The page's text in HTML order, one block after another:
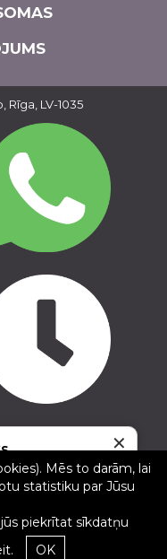
Group
Rīga, LV-1035
ir lieliski ar šo
✕
Mēs to darām, lai
statistiku par Jūsu
piekrītat sīkdatņu
OK